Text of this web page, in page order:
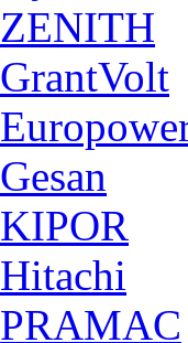
ZENITH
GrantVolt
Gesan
KIPOR
Hitachi
PRAMAC